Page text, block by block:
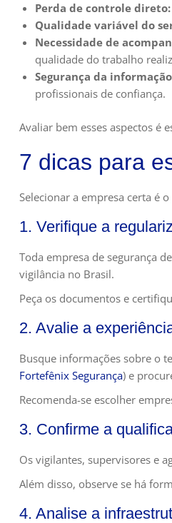
Perda de controle direto:
Qualidade variável do
Necessidade de
qualidade do trabalho
Segurança da
profissionais de confiança.
Avaliar bem esses aspectos é
7 dicas para
Selecionar a empresa certa é
1. Verifique a
Toda empresa de segurança
vigilância no Brasil.
Peça os documentos e
2. Avalie a
Busque informações sobre o
Fortefênix Segurança) e
Recomenda-se escolher
3. Confirme a
Os vigilantes, supervisores e
Além disso, observe se há
4. Analise a